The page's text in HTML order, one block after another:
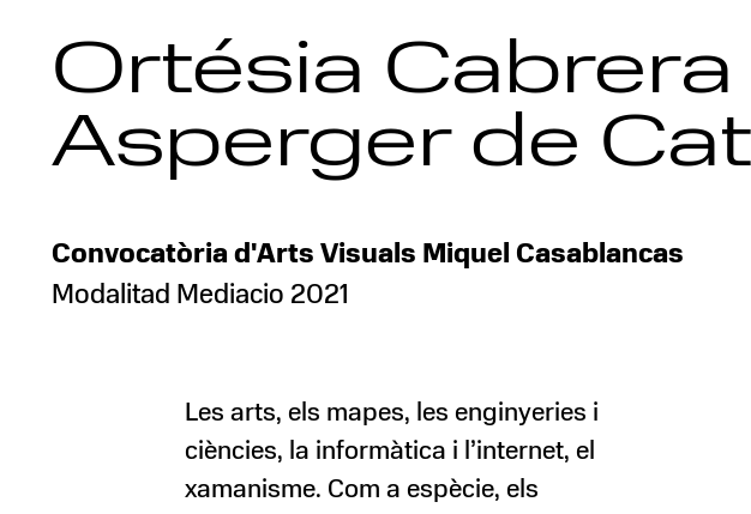
Ortésia
Asperger de
Convocatòria d'Arts Visuals Miquel Casablancas
Modalitad Mediacio 2021
Les arts, els mapes, les enginyeries i
ciències, la informàtica i l’internet, el
xamanisme. Com a espècie, els